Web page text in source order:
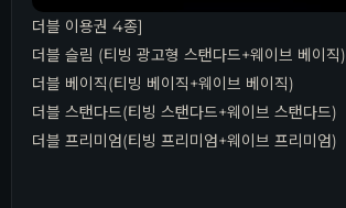
더블 이용권 4종]
더블 슬림 (티빙 광고형 스탠다드+웨이브 베이직)
더블 베이직(티빙 베이직+웨이브 베이직)
더블 스탠다드(티빙 스탠다드+웨이브 스탠다드)
더블 프리미엄(티빙 프리미엄+웨이브 프리미엄)